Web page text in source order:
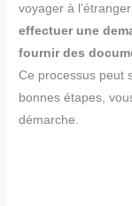
voyager à
effectuer une
fournir des
Ce processus peut
bonnes étapes,
démarche.